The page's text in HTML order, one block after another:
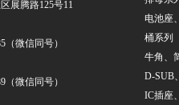
展腾路125号11
（微信同号）
（微信同号）
电池座
桶系列
牛角、
D-SUB
IC插座